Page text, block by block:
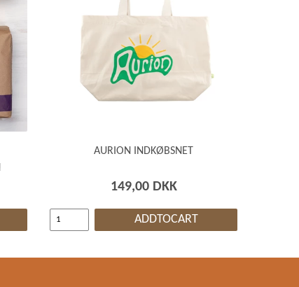
AURION INDKØBSNET
149,00 DKK
ADDTOCART